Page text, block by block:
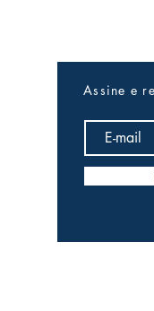
Assine e